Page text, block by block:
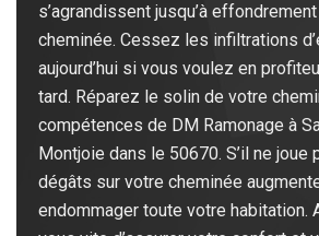
s’agrandissent jusqu’à
cheminée. Cessez les infiltrations
aujourd’hui si vous voulez en
tard. Réparez le solin de votre
compétences de DM Ramonage à
Montjoie dans le 50670. S’il ne joue
dégâts sur votre cheminée
endommager toute votre habitation.